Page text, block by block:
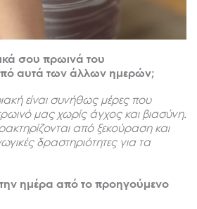
σου πρωινά του
αυτά των άλλων ημερών;
είναι συνήθως μέρες που
μας χωρίς άγχος και βιασύνη.
από ξεκούραση και
δραστηριότητες για τα
την ημέρα από το προηγούμενο